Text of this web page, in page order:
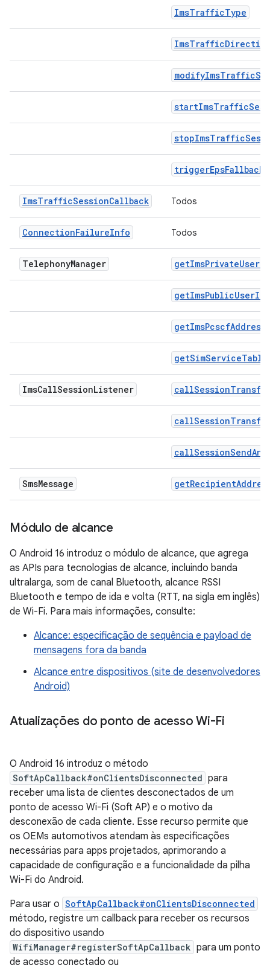
ImsTrafficType
triggerEpsFallback
ImsTrafficSessionCallback Todos
ConnectionFailureInfo Todos
TelephonyManager
getSimServiceTable
ImsCallSessionListener
SmsMessage
Módulo de alcance
O Android 16 introduz o módulo de alcance, que agrega
as APIs para tecnologias de alcance, incluindo banda
ultralarga, som de canal Bluetooth, alcance RSSI
Bluetooth e tempo de ida e volta (RTT, na sigla em inglês)
de Wi-Fi. Para mais informações, consulte:
Alcance: especificação de sequência e payload de
mensagens fora da banda
Alcance entre dispositivos (site de desenvolvedores
Android)
Atualizações do ponto de acesso Wi-Fi
O Android 16 introduz o método
SoftApCallback#onClientsDisconnected para
receber uma lista de clientes desconectados de um
ponto de acesso Wi-Fi (Soft AP) e o motivo da
desconexão de cada cliente. Esse recurso permite que
os OEMs automotivos atendam às especificações
necessárias para apps projetados, aprimorando a
capacidade de configuração e a funcionalidade da pilha
Wi-Fi do Android.
Para usar o SoftApCallback#onClientsDisconnected
método, registre um callback para receber os recursos
do dispositivo usando
WifiManager#registerSoftApCallback para um ponto
de acesso conectado ou